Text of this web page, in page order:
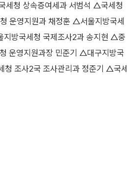
세청 상속증여세과 서범석 △국세청
운영지원과 채정훈 △서울지방국세
방국세청 국제조사2과 송지현 △중
운영지원과장 민준기 △대구지방국
조사2국 조사관리과 정준기 △국세